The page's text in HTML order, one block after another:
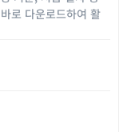
로 다운로드하여 활